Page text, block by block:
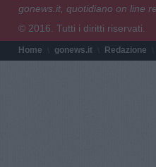
gonews.it, quotidiano on line
© 2016. Tutti i diritti riservati.
Home gonews.it Redazione